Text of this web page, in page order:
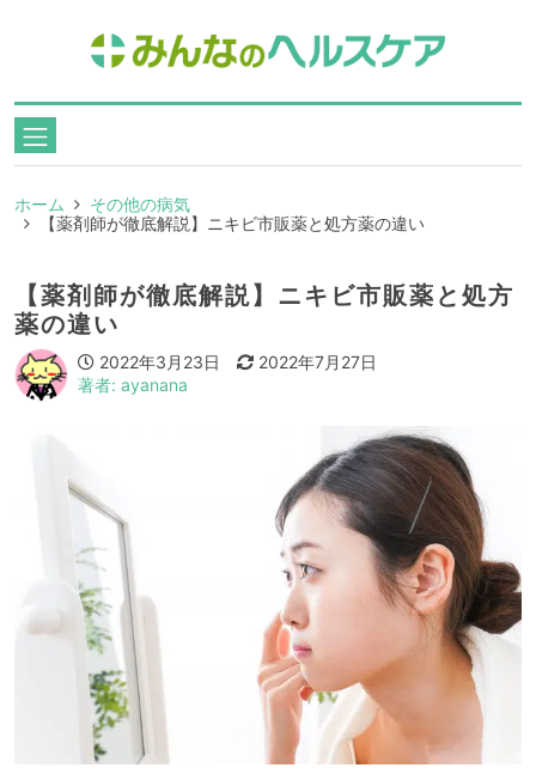
ホーム
その他の病気
【薬剤師が徹底解説】ニキビ市販薬と処方薬の違い
【薬剤師が徹底解説】ニキビ市販薬と処方
薬の違い
2022年3月23日
2022年7月27日
著者: ayanana